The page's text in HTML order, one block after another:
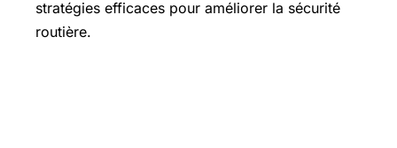
stratégies efficaces pour améliorer la sécurité
routière.